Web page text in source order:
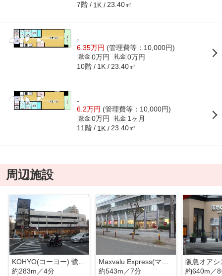
7階 1K 23.40㎡
-
6.35万円 (管理費等：10,000円)
敷金 0万円 礼金 0万円
10階 1K 23.40㎡
-
6.2万円 (管理費等：10,000円)
敷金 0万円 礼金 1ヶ月
11階 1K 23.40㎡
周辺施設
KOHYO(コーヨー) 鷺洲店
約283m／4分
Maxvalu Express(マックスバリュエクスプレス) 西梅田店
約543m／7分
約640m／